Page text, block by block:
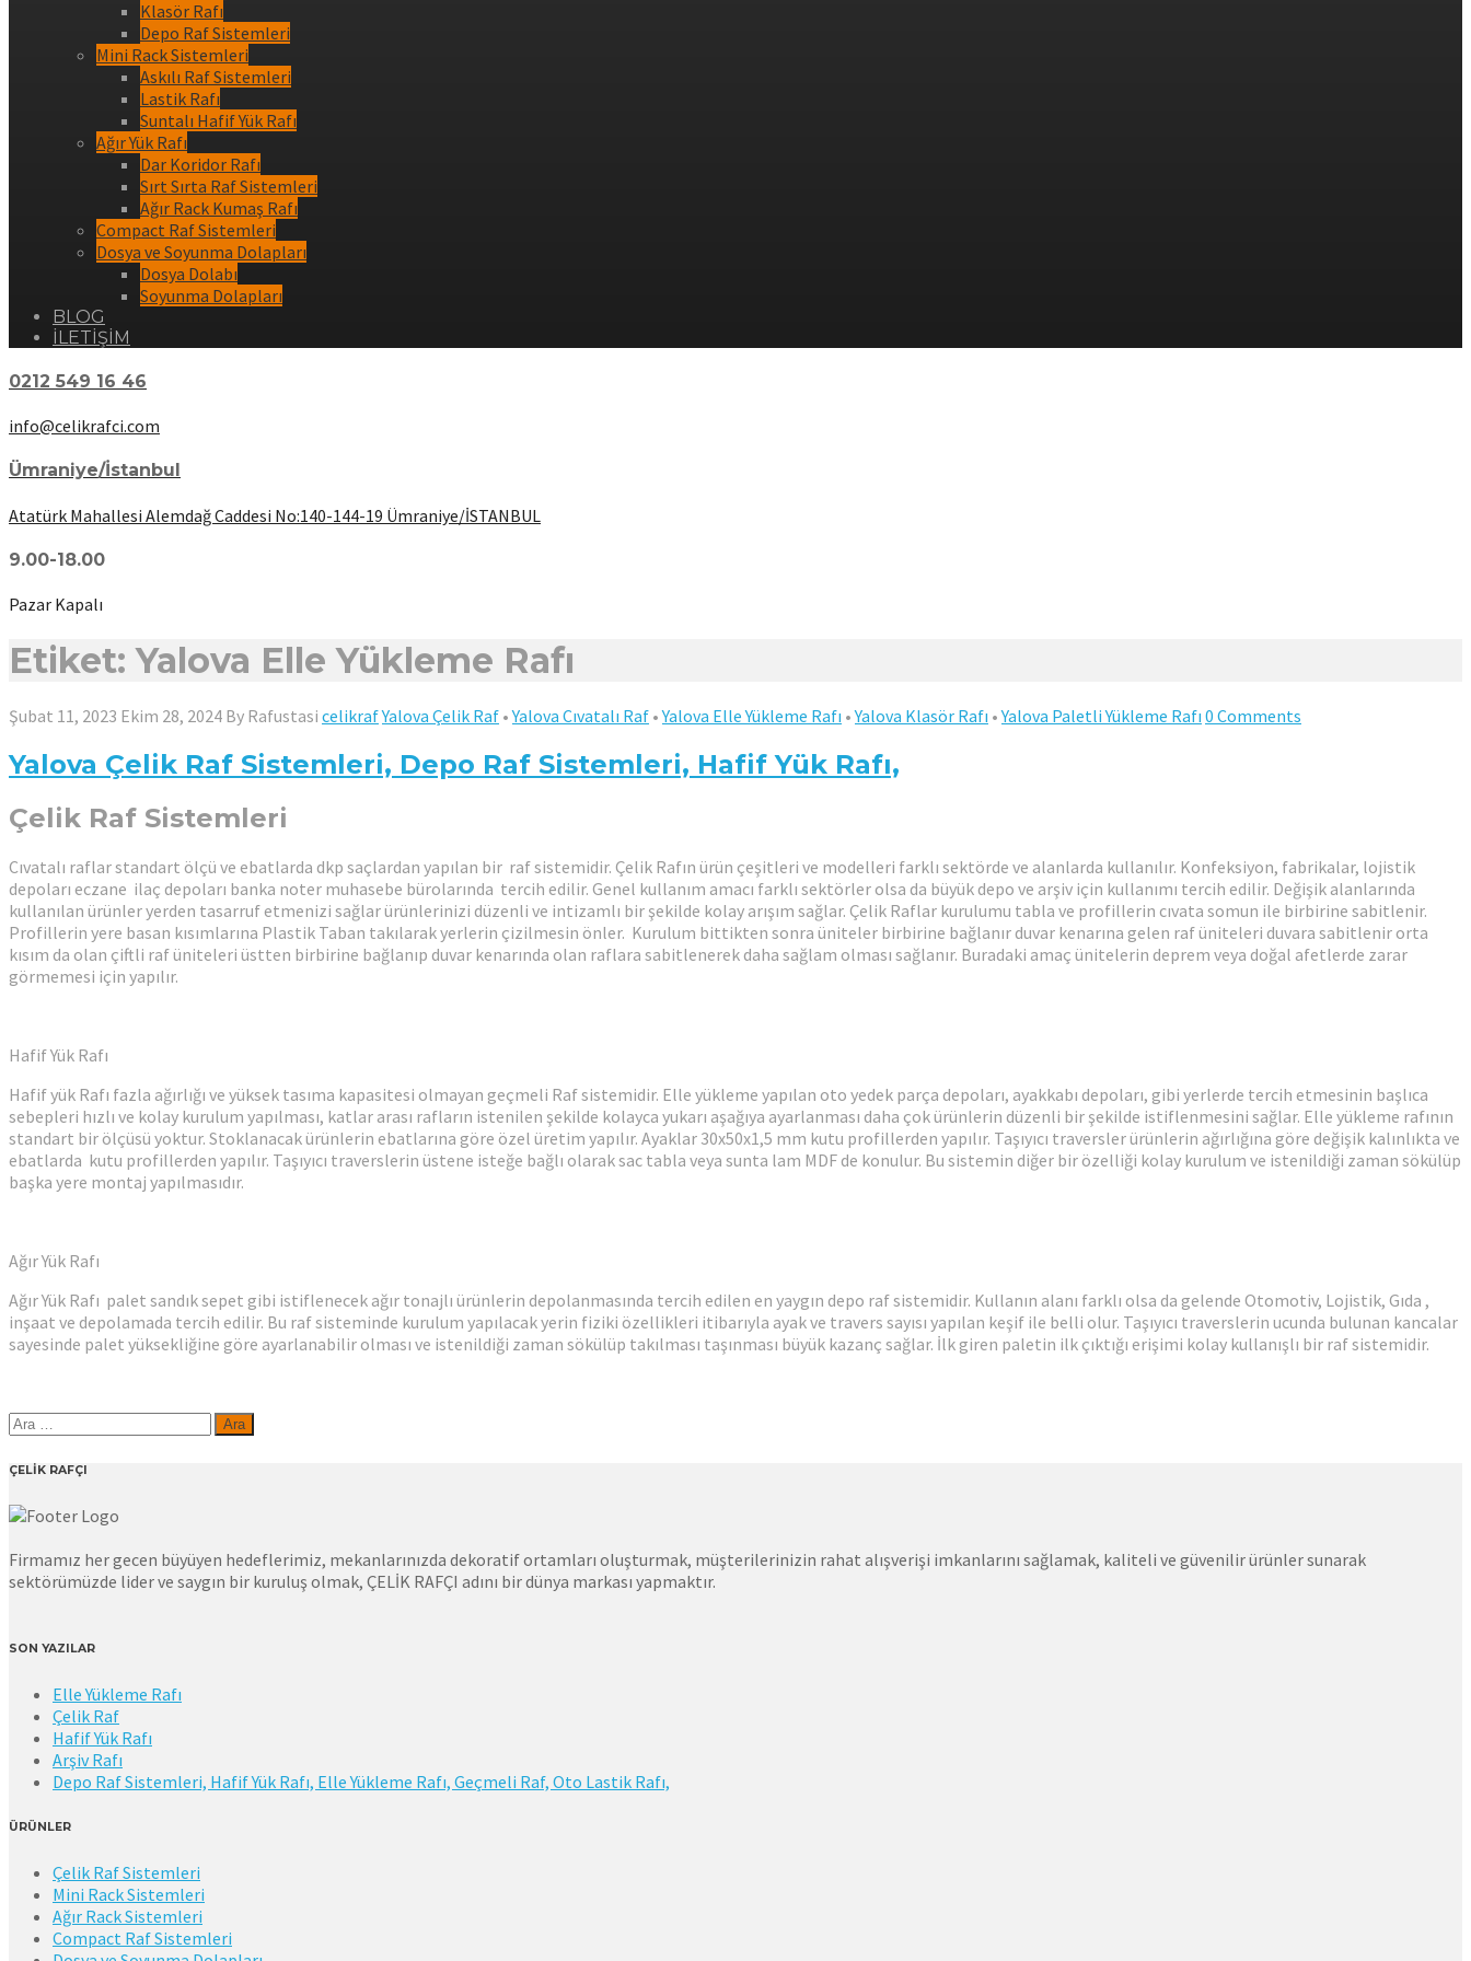
Klasör Rafı
Depo Raf Sistemleri
Mini Rack Sistemleri
Askılı Raf Sistemleri
Lastik Rafı
Suntalı Hafif Yük Rafı
Ağır Yük Rafı
Dar Koridor Rafı
Sırt Sırta Raf Sistemleri
Ağır Rack Kumaş Rafı
Compact Raf Sistemleri
Dosya ve Soyunma Dolapları
Dosya Dolabı
Soyunma Dolapları
BLOG
İLETİŞİM
0212 549 16 46
info@celikrafci.com
Ümraniye/İstanbul
Atatürk Mahallesi Alemdağ Caddesi No:140-144-19 Ümraniye/İSTANBUL
9.00-18.00
Pazar Kapalı
Etiket: Yalova Elle Yükleme Rafı
Şubat 11, 2023 Ekim 28, 2024 By Rafustasi celikrafYalova Çelik Raf •Yalova Cıvatalı Raf •Yalova Elle Yükleme Rafı •Yalova Klasör Rafı •Yalova Paletli Yükleme Rafı 0 Comments
Yalova Çelik Raf Sistemleri, Depo Raf Sistemleri, Hafif Yük Rafı,
Çelik Raf Sistemleri
Cıvatalı raflar standart ölçü ve ebatlarda dkp saçlardan yapılan bir raf sistemidir. Çelik Rafın ürün çeşitleri ve modelleri farklı sektörde ve alanlarda kullanılır. Konfeksiyon, fabrikalar, lojistik
depoları eczane ilaç depoları banka noter muhasebe bürolarında tercih edilir. Genel kullanım amacı farklı sektörler olsa da büyük depo ve arşiv için kullanımı tercih edilir. Değişik alanlarında
kullanılan ürünler yerden tasarruf etmenizi sağlar ürünlerinizi düzenli ve intizamlı bir şekilde kolay arışım sağlar. Çelik Raflar kurulumu tabla ve profillerin cıvata somun ile birbirine sabitlenir.
Profillerin yere basan kısımlarına Plastik Taban takılarak yerlerin çizilmesin önler. Kurulum bittikten sonra üniteler birbirine bağlanır duvar kenarına gelen raf üniteleri duvara sabitlenir orta
kısım da olan çiftli raf üniteleri üstten birbirine bağlanıp duvar kenarında olan raflara sabitlenerek daha sağlam olması sağlanır. Buradaki amaç ünitelerin deprem veya doğal afetlerde zarar
görmemesi için yapılır.
Hafif Yük Rafı
Hafif yük Rafı fazla ağırlığı ve yüksek tasıma kapasitesi olmayan geçmeli Raf sistemidir. Elle yükleme yapılan oto yedek parça depoları, ayakkabı depoları, gibi yerlerde tercih etmesinin başlıca
sebepleri hızlı ve kolay kurulum yapılması, katlar arası rafların istenilen şekilde kolayca yukarı aşağıya ayarlanması daha çok ürünlerin düzenli bir şekilde istiflenmesini sağlar. Elle yükleme rafının
standart bir ölçüsü yoktur. Stoklanacak ürünlerin ebatlarına göre özel üretim yapılır. Ayaklar 30x50x1,5 mm kutu profillerden yapılır. Taşıyıcı traversler ürünlerin ağırlığına göre değişik kalınlıkta ve
ebatlarda kutu profillerden yapılır. Taşıyıcı traverslerin üstene isteğe bağlı olarak sac tabla veya sunta lam MDF de konulur. Bu sistemin diğer bir özelliği kolay kurulum ve istenildiği zaman sökülüp
başka yere montaj yapılmasıdır.
Ağır Yük Rafı
Ağır Yük Rafı palet sandık sepet gibi istiflenecek ağır tonajlı ürünlerin depolanmasında tercih edilen en yaygın depo raf sistemidir. Kullanın alanı farklı olsa da gelende Otomotiv, Lojistik, Gıda ,
inşaat ve depolamada tercih edilir. Bu raf sisteminde kurulum yapılacak yerin fiziki özellikleri itibarıyla ayak ve travers sayısı yapılan keşif ile belli olur. Taşıyıcı traverslerin ucunda bulunan kancalar
sayesinde palet yüksekliğine göre ayarlanabilir olması ve istenildiği zaman sökülüp takılması taşınması büyük kazanç sağlar. İlk giren paletin ilk çıktığı erişimi kolay kullanışlı bir raf sistemidir.
Arama:
ÇELİK RAFÇI
Firmamız her gecen büyüyen hedeflerimiz, mekanlarınızda dekoratif ortamları oluşturmak, müşterilerinizin rahat alışverişi imkanlarını sağlamak, kaliteli ve güvenilir ürünler sunarak
sektörümüzde lider ve saygın bir kuruluş olmak, ÇELİK RAFÇI adını bir dünya markası yapmaktır.
SON YAZILAR
Elle Yükleme Rafı
Çelik Raf
Hafif Yük Rafı
Arşiv Rafı
Depo Raf Sistemleri, Hafif Yük Rafı, Elle Yükleme Rafı, Geçmeli Raf, Oto Lastik Rafı,
ÜRÜNLER
Çelik Raf Sistemleri
Mini Rack Sistemleri
Ağır Rack Sistemleri
Compact Raf Sistemleri